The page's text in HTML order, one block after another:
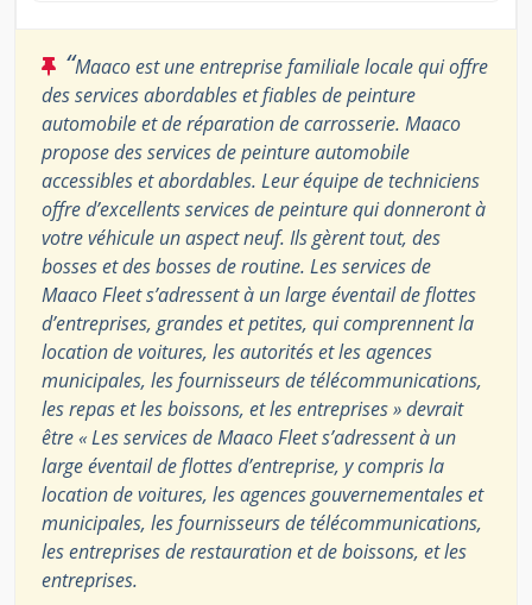
“Maaco est une entreprise familiale locale qui offre
des services abordables et fiables de peinture
automobile et de réparation de carrosserie. Maaco
propose des services de peinture automobile
accessibles et abordables. Leur équipe de techniciens
offre d’excellents services de peinture qui donneront à
votre véhicule un aspect neuf. Ils gèrent tout, des
bosses et des bosses de routine. Les services de
Maaco Fleet s’adressent à un large éventail de flottes
d’entreprises, grandes et petites, qui comprennent la
location de voitures, les autorités et les agences
municipales, les fournisseurs de télécommunications,
les repas et les boissons, et les entreprises » devrait
être « Les services de Maaco Fleet s’adressent à un
large éventail de flottes d’entreprise, y compris la
location de voitures, les agences gouvernementales et
municipales, les fournisseurs de télécommunications,
les entreprises de restauration et de boissons, et les
entreprises.